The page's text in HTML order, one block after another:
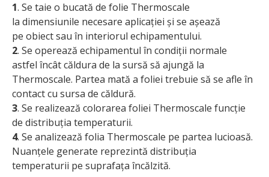
1. Se taie o bucată de folie Thermoscale
la dimensiunile necesare aplicației și se așează
pe obiect sau în interiorul echipamentului.
2. Se operează echipamentul în condiții normale
astfel încât căldura de la sursă să ajungă la
Thermoscale. Partea mată a foliei trebuie să se afle în
contact cu sursa de căldură.
3. Se realizează colorarea foliei Thermoscale funcție
de distribuția temperaturii.
4. Se analizează folia Thermoscale pe partea lucioasă.
Nuanțele generate reprezintă distribuția
temperaturii pe suprafața încălzită.